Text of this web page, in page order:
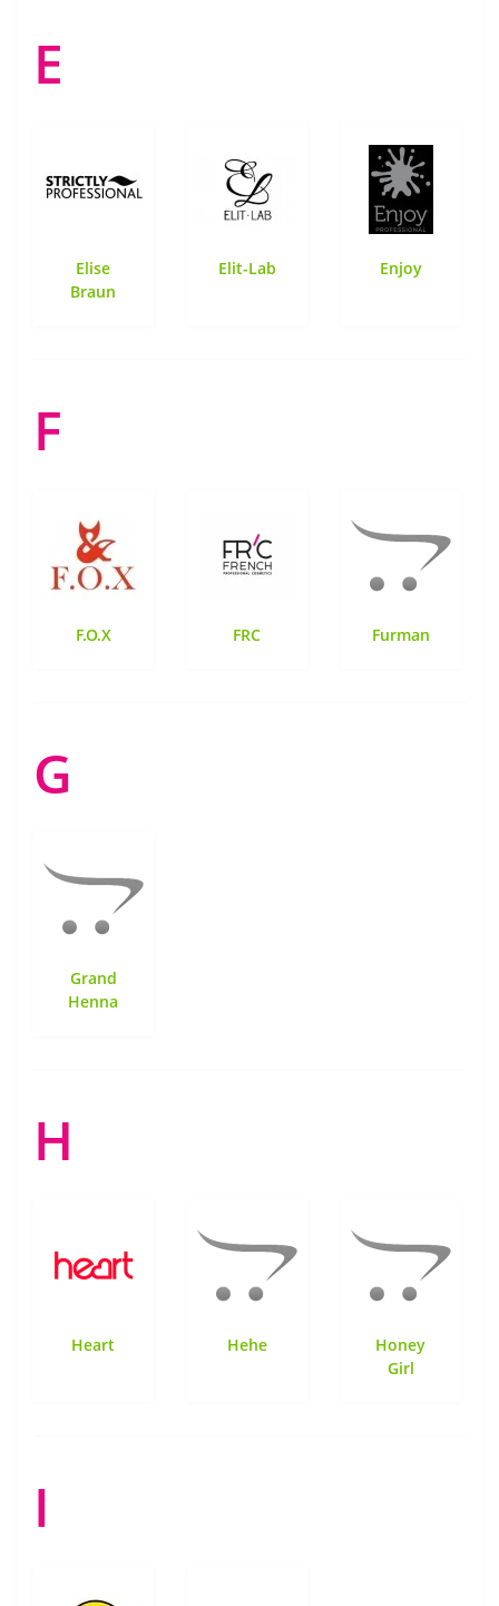
E
Elise
Braun
Elit-Lab Enjoy
F
F.O.X FRC Furman
G
Grand
Henna
H
Heart Hehe
Honey
Girl
I